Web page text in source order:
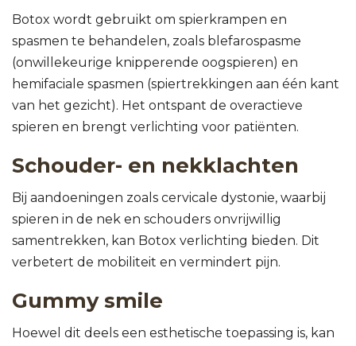
Botox wordt gebruikt om spierkrampen en
spasmen te behandelen, zoals blefarospasme
(onwillekeurige knipperende oogspieren) en
hemifaciale spasmen (spiertrekkingen aan één kant
van het gezicht). Het ontspant de overactieve
spieren en brengt verlichting voor patiënten.
Schouder- en nekklachten
Bij aandoeningen zoals cervicale dystonie, waarbij
spieren in de nek en schouders onvrijwillig
samentrekken, kan Botox verlichting bieden. Dit
verbetert de mobiliteit en vermindert pijn.
Gummy smile
Hoewel dit deels een esthetische toepassing is, kan